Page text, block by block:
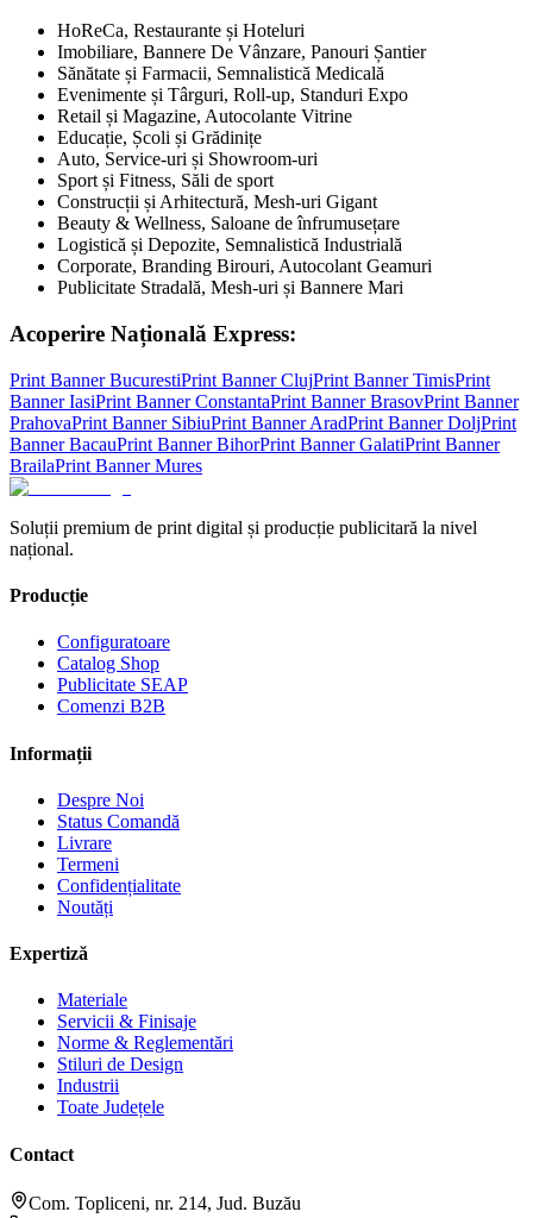
HoReCa, Restaurante și Hoteluri
Imobiliare, Bannere De Vânzare, Panouri Șantier
Sănătate și Farmacii, Semnalistică Medicală
Evenimente și Târguri, Roll-up, Standuri Expo
Retail și Magazine, Autocolante Vitrine
Educație, Școli și Grădinițe
Auto, Service-uri și Showroom-uri
Sport și Fitness, Săli de sport
Construcții și Arhitectură, Mesh-uri Gigant
Beauty & Wellness, Saloane de înfrumusețare
Logistică și Depozite, Semnalistică Industrială
Corporate, Branding Birouri, Autocolant Geamuri
Publicitate Stradală, Mesh-uri și Bannere Mari
Acoperire Națională Express:
Print BannerBucurestiPrint BannerClujPrint BannerTimisPrint
BannerIasiPrint BannerConstantaPrint BannerBrasovPrint Banner
PrahovaPrint Banner SibiuPrint BannerAradPrint BannerDoljPrint
BannerBacauPrint BannerBihorPrint BannerGalatiPrint Banner
BrailaPrint BannerMures
Soluții premium de print digital și producție publicitară la nivel
național.
Producție
Configuratoare
Catalog Shop
Publicitate SEAP
Comenzi B2B
Informații
Despre Noi
Status Comandă
Livrare
Termeni
Confidențialitate
Noutăți
Expertiză
Materiale
Servicii & Finisaje
Norme & Reglementări
Stiluri de Design
Industrii
Toate Județele
Contact
Com. Topliceni, nr. 214, Jud. Buzău